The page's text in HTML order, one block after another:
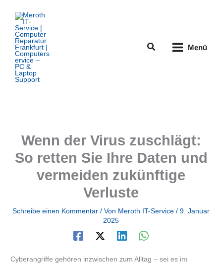
Inhalt
springen
Suchen Menü
Wenn der Virus zuschlägt:
So retten Sie Ihre Daten und
vermeiden zukünftige
Verluste
Schreibe einen Kommentar / Von Meroth IT-Service / 9. Januar
2025
Cyberangriffe gehören inzwischen zum Alltag – sei es im